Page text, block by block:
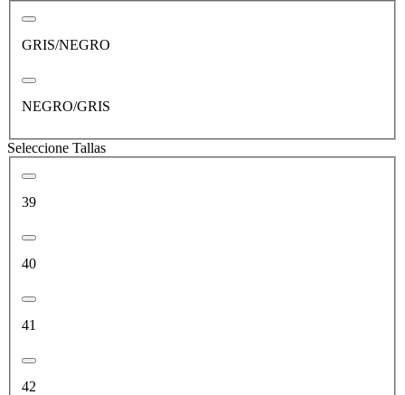
GRIS/NEGRO
NEGRO/GRIS
Seleccione Tallas
39
40
41
42